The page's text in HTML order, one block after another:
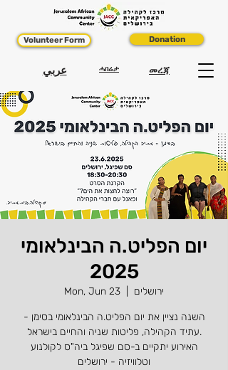
Volunteer Form
عربي ሓበሬታ
Donation
መረጃ
יום הפליט.ה הבינלאומי
2025
Mon, Jun 23 ירושלים
השנה נציין את יום הפליט.ה הבינלאומי בסימן -
עתיד הקהילה, פליטות שניה והחיים בישראל.
האירוע יתקיים ב-סם שפיגל ביה"ס לקולנוע
וטלוויזיה - ירושלים